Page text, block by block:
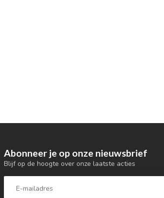
Abonneer je op onze nieuwsbrief
Blijf op de hoogte over onze laatste acties